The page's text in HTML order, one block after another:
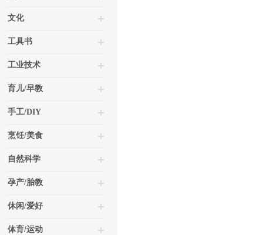
文化
工具书
工业技术
育儿/早教
手工/DIY
烹饪/美食
自然科学
孕产/胎教
休闲/爱好
体育/运动